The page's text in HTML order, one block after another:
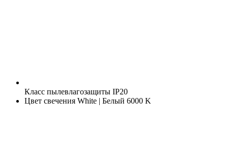
Класс пылевлагозащиты IP20
Цвет свечения White | Белый 6000 K